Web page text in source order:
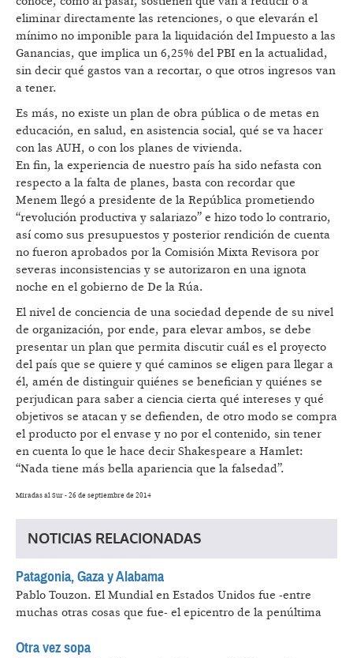
eliminar directamente las retenciones, o que elevarán el
mínimo no imponible para la liquidación del Impuesto a las
Ganancias, que implica un 6,25% del PBI en la actualidad,
sin decir qué gastos van a recortar, o que otros ingresos van
a tener.
Es más, no existe un plan de obra pública o de metas en
educación, en salud, en asistencia social, qué se va hacer
con las AUH, o con los planes de vivienda.
En fin, la experiencia de nuestro país ha sido nefasta con
respecto a la falta de planes, basta con recordar que
Menem llegó a presidente de la República prometiendo
“revolución productiva y salariazo” e hizo todo lo contrario,
así como sus presupuestos y posterior rendición de cuenta
no fueron aprobados por la Comisión Mixta Revisora por
severas inconsistencias y se autorizaron en una ignota
noche en el gobierno de De la Rúa.
El nivel de conciencia de una sociedad depende de su nivel
de organización, por ende, para elevar ambos, se debe
presentar un plan que permita discutir cuál es el proyecto
del país que se quiere y qué caminos se eligen para llegar a
él, amén de distinguir quiénes se benefician y quiénes se
perjudican para saber a ciencia cierta qué intereses y qué
objetivos se atacan y se defienden, de otro modo se compra
el producto por el envase y no por el contenido, sin tener
en cuenta lo que le hace decir Shakespeare a Hamlet:
“Nada tiene más bella apariencia que la falsedad”.
Miradas al Sur - 26 de septiembre de 2014
NOTICIAS RELACIONADAS
Patagonia, Gaza y Alabama
Pablo Touzon. El Mundial en Estados Unidos fue -entre
muchas otras cosas que fue- el epicentro de la penúltima
Otra vez sopa